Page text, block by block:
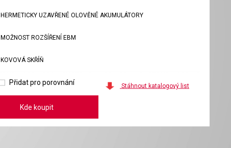
HERMETICKY UZAVŘENÉ OLOVĚNÉ AKUMULÁTORY
MOŽNOST ROZŠÍŘENÍ EBM
KOVOVÁ SKŘÍŇ
Přidat pro porovnání
Kde koupit
Stáhnout katalogový list